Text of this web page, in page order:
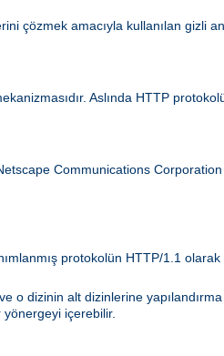
çözmek amacıyla kullanılan gizli
Aslında HTTP
Communications
protokolün HTTP/1.1
o dizinin alt dizinlerine
içerebilir.